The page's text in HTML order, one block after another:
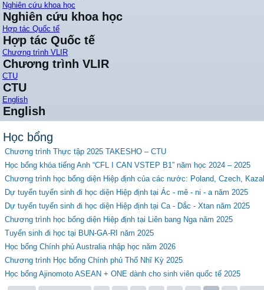
Nghiên cứu khoa học
Nghiên cứu khoa học
Hợp tác Quốc tế
Hợp tác Quốc tế
Chương trình VLIR
Chương trình VLIR
CTU
CTU
English
English
Học bổng
Chương trình Thực tập 2025 TAKESHO – CTU
Học bổng khóa tiếng Anh “CFL I CAN VSTEP B1” năm học 2024 – 2025
Chương trình học bổng diện Hiệp định của các nước: Poland, Czech,
Dự tuyển tuyển sinh đi học diện Hiệp định tại Ác - mê - ni - a năm 2025
Dự tuyển tuyển sinh đi học diện Hiệp định tại Ca - Dắc - Xtan năm 2025
Chương trình học bổng diện Hiệp định tại Liên bang Nga năm 2025
Tuyển sinh đi học tại BUN-GA-RI năm 2025
Học bổng Chính phủ Australia nhập học năm 2026
Chương trình Học bổng Chính phủ Thổ Nhĩ Kỳ 2025
Học bổng Ajinomoto ASEAN + ONE dành cho sinh viên quốc tế 2025